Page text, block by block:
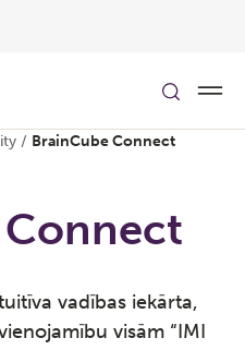
/ BrainCube Connect
vadības iekārta,
visām “IMI